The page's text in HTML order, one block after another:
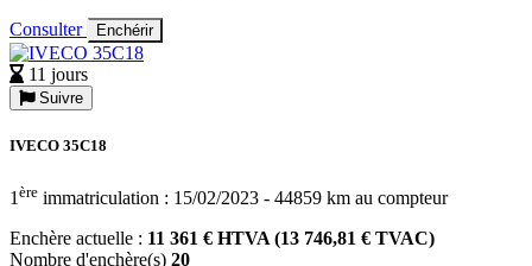
Consulter Enchérir
11 jours
Suivre
IVECO 35C18
1 ère immatriculation : 15/02/2023 - 44859 km au compteur
Enchère actuelle : 11 361 € HTVA (13 746,81 € TVAC)
Nombre d'enchère(s) 20